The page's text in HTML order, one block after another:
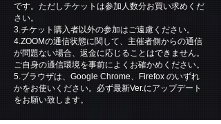
です。ただしチケットは参加人数分お買い求めくだ
さい。
3.チケット購入者以外の参加はご遠慮ください。
4.ZOOMの通信状態に関して、主催者側からの通信
が問題ない場合、返金に応じることはできません。
ご自身の通信環境を事前によくお確かめください。
5.ブラウザは、Google Chrome、Firefox のいずれ
かをお使いください。必ず最新Ver.にアップデート
をお願い致します。